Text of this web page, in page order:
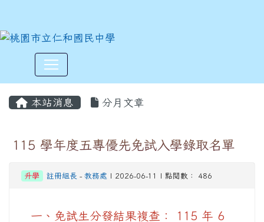
本站消息 分月文章
115 學年度五專優先免試入學錄取名單
升學 註冊組長 - 教務處 | 2026-06-11 | 點閱數： 486
一、免試生分發結果複查： 115 年 6